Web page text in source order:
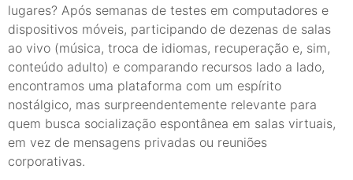
lugares? Após semanas de testes em computadores e
dispositivos móveis, participando de dezenas de salas
ao vivo (música, troca de idiomas, recuperação e, sim,
conteúdo adulto) e comparando recursos lado a lado,
encontramos uma plataforma com um espírito
nostálgico, mas surpreendentemente relevante para
quem busca socialização espontânea em salas virtuais,
em vez de mensagens privadas ou reuniões
corporativas.